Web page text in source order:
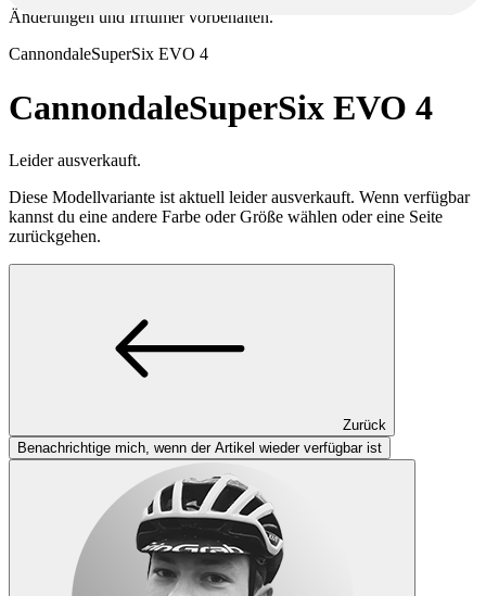
Änderungen und Irrtümer vorbehalten.
CannondaleSuperSix EVO 4
CannondaleSuperSix EVO 4
Leider ausverkauft.
Diese Modellvariante ist aktuell leider ausverkauft. Wenn verfügbar
kannst du eine andere Farbe oder Größe wählen oder eine Seite
zurückgehen.
Zurück
Benachrichtige mich, wenn der Artikel wieder verfügbar ist